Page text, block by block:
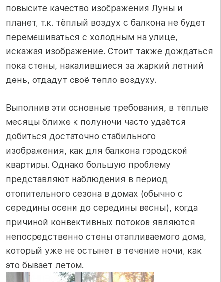
повысите качество изображения Луны и
планет, т.к. тёплый воздух с балкона не будет
перемешиваться с холодным на улице,
искажая изображение. Стоит также дождаться
пока стены, накалившиеся за жаркий летний
день, отдадут своё тепло воздуху.
Выполнив эти основные требования, в тёплые
месяцы ближе к полуночи часто удаётся
добиться достаточно стабильного
изображения, как для балкона городской
квартиры. Однако большую проблему
представляют наблюдения в период
отопительного сезона в домах (обычно с
середины осени до середины весны), когда
причиной конвективных потоков являются
непосредственно стены отапливаемого дома,
который уже не остынет в течение ночи, как
это бывает летом.